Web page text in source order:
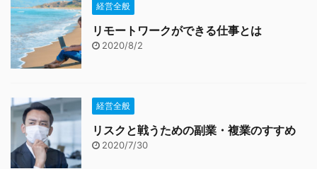
経営全般
リモートワークができる仕事とは
2020/8/2
経営全般
リスクと戦うための副業・複業のすすめ
2020/7/30